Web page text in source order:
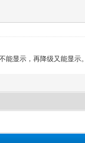
能显示，再降级又能显示。